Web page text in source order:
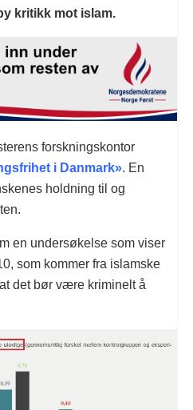
kritikk mot islam.
forskningskontor
i Danmark». En
holdning til og
en undersøkelse som viser
som kommer fra islamske
det bør være kriminelt å